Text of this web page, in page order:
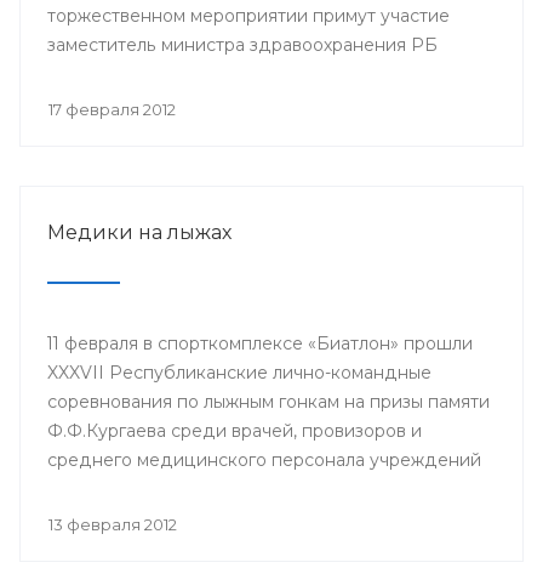
торжественном мероприятии примут участие
заместитель министра здравоохранения РБ
фтизиопульмонологии Башкирского
17 февраля 2012
Медики на лыжах
11 февраля в спорткомплексе «Биатлон» прошли
XXXVII Республиканские лично-командные
соревнования по лыжным гонкам на призы памяти
Ф.Ф.Кургаева среди врачей, провизоров и
среднего медицинского персонала учреждений
профессорско-преподавательского состава
13 февраля 2012